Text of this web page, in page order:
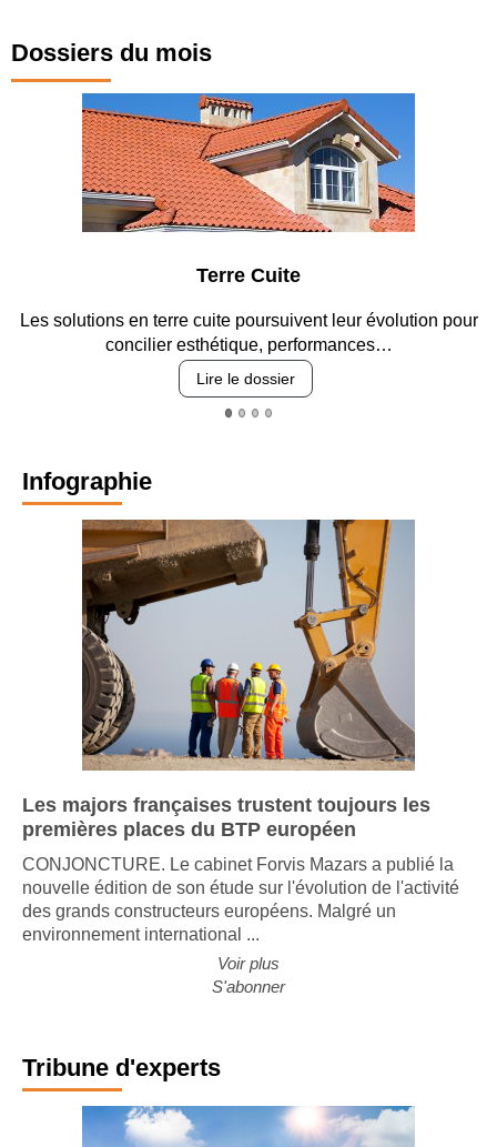
Dossiers du mois
Terre Cuite
Les solutions en terre cuite poursuivent leur évolution pour
concilier esthétique, performances…
Lire le dossier
Infographie
Les majors françaises trustent toujours les
premières places du BTP européen
CONJONCTURE. Le cabinet Forvis Mazars a publié la
nouvelle édition de son étude sur l'évolution de l'activité
des grands constructeurs européens. Malgré un
environnement international ...
Voir plus
S'abonner
Tribune d'experts